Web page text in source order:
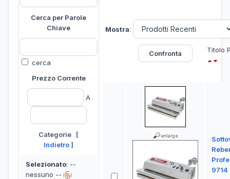
Cerca per Parole
Chiave
cerca
Prezzo Corrente
A
Categorie [
Indietro]
Selezionato: --
nessuno --
Mostra:
Titolo
9714